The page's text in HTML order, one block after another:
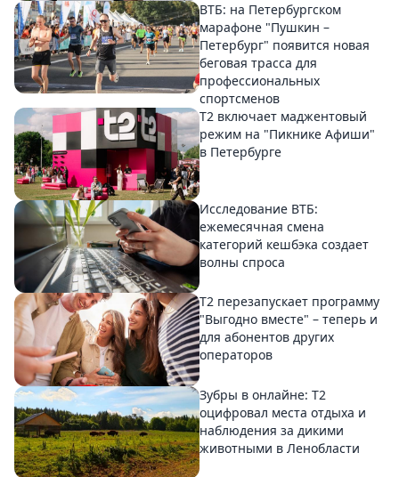
ВТБ: на Петербургском
марафоне "Пушкин –
Петербург" появится новая
беговая трасса для
профессиональных
спортсменов
Т2 включает маджентовый
режим на "Пикнике Афиши"
в Петербурге
Исследование ВТБ:
ежемесячная смена
категорий кешбэка создает
волны спроса
Т2 перезапускает программу
"Выгодно вместе" – теперь и
для абонентов других
операторов
Зубры в онлайне: Т2
оцифровал места отдыха и
наблюдения за дикими
животными в Ленобласти